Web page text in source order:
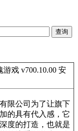
戏 v700.10.00 安
限公司为了让旗下
的具有代入感，它
度的打造，也就是